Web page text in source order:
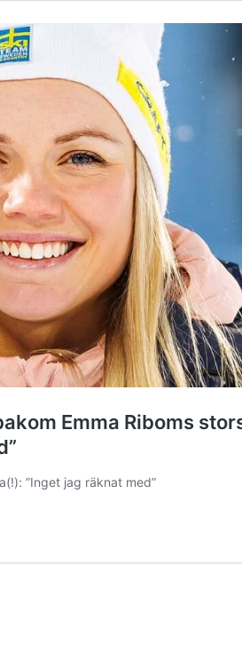
Emma Riboms
”Inget jag räknat med”